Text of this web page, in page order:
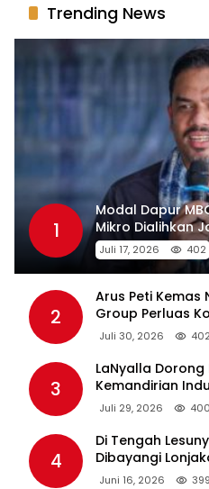
Trending News
1
Modal Dapur
Mikro Dialihkan
Juli 17, 2026 402
2
Arus Peti Kemas
Group Perluas
Juli 30, 2026 402
3
LaNyalla
Kemandirian
Lewat PT PAL
Juli 29, 2026 400
4
Di Tengah
Dibayangi
Juni 16, 2026 399